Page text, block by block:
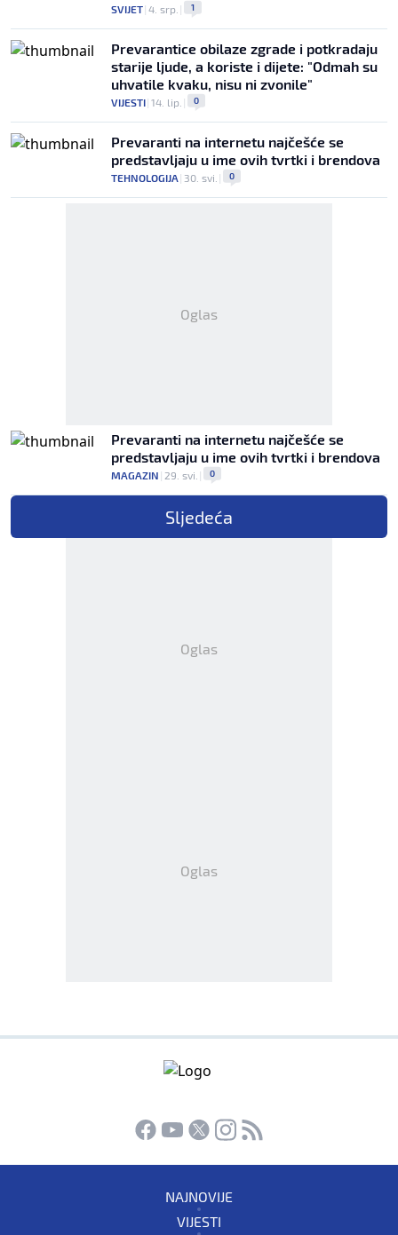
SVIJET| 4. srp. | 1
Prevarantice obilaze zgrade i potkradaju
starije ljude, a koriste i dijete: "Odmah su
uhvatile kvaku, nisu ni zvonile"
VIJESTI| 14. lip. | 0
Prevaranti na internetu najčešće se
predstavljaju u ime ovih tvrtki i brendova
TEHNOLOGIJA| 30. svi. | 0
Oglas
Prevaranti na internetu najčešće se
predstavljaju u ime ovih tvrtki i brendova
MAGAZIN | 29. svi. | 0
Sljedeća
Oglas
Oglas
NAJNOVIJE
VIJESTI